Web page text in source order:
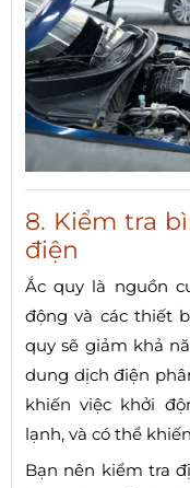
8. Kiểm tra
điện
Ắc quy là nguồn
động và các thiết
quy sẽ giảm khả
dung dịch điện
khiến việc khởi
lạnh, và có thể
Bạn nên kiểm tra